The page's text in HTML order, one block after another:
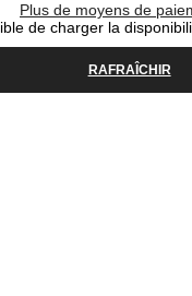
Plus de moyens de
de charger la
RAFRAÎCHIR